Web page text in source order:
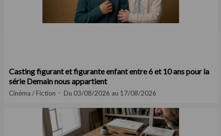
Casting figurant et figurante enfant entre 6 et 10 ans pour la
série Demain nous appartient
Cinéma / Fiction Du 03/08/2026 au 17/08/2026